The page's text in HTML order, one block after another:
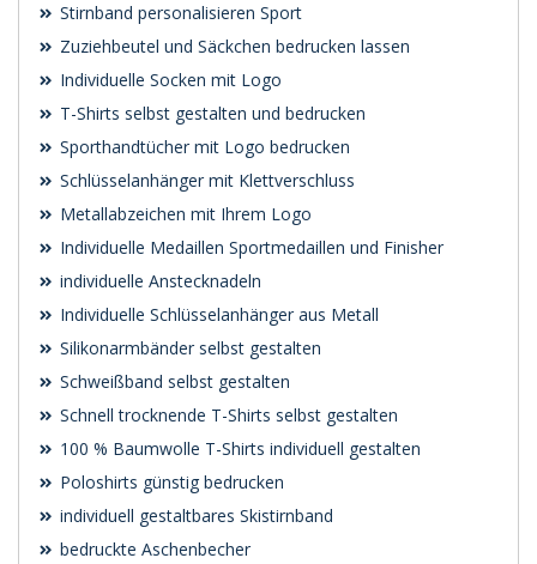
Stirnband personalisieren Sport
Zuziehbeutel und Säckchen bedrucken lassen
Individuelle Socken mit Logo
T-Shirts selbst gestalten und bedrucken
Sporthandtücher mit Logo bedrucken
Schlüsselanhänger mit Klettverschluss
Metallabzeichen mit Ihrem Logo
Individuelle Medaillen Sportmedaillen und Finisher
individuelle Anstecknadeln
Individuelle Schlüsselanhänger aus Metall
Silikonarmbänder selbst gestalten
Schweißband selbst gestalten
Schnell trocknende T-Shirts selbst gestalten
100 % Baumwolle T-Shirts individuell gestalten
Poloshirts günstig bedrucken
individuell gestaltbares Skistirnband
bedruckte Aschenbecher